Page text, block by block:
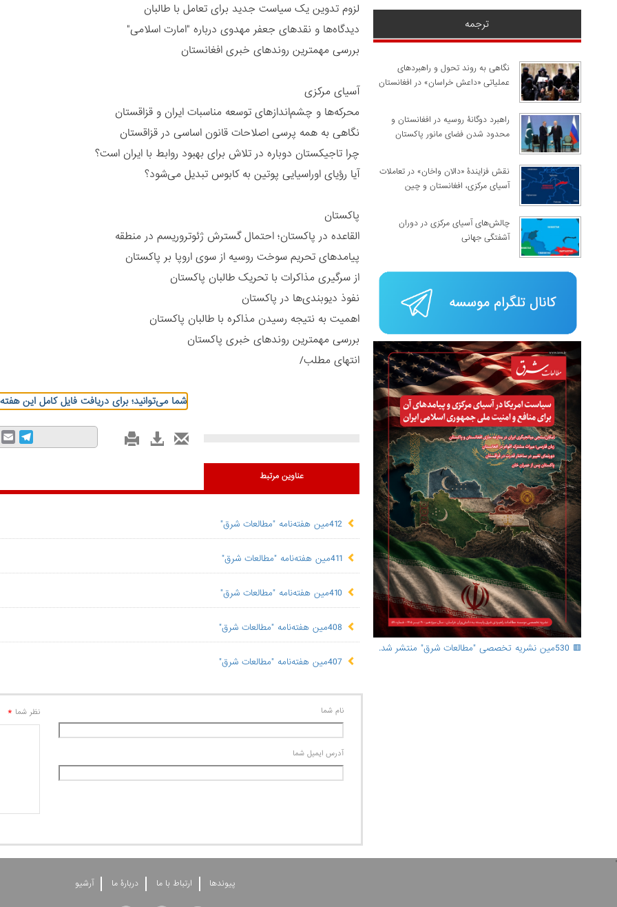
لزوم تدوین یک سیاست جدید برای تعامل با طالبان
دیدگاه‌ها و نقدهای جعفر مهدوی درباره "امارت اسلامی"
بررسی مهمترین روندهای خبری افغانستان
آسیای مرکزی
محرکه‌ها و چشم‌اندازهای توسعه مناسبات ایران و قزاقستان
نگاهی به همه پرسی اصلاحات قانون اساسی در قزاقستان
چرا تاجیکستان دوباره در تلاش برای بهبود روابط با ایران است؟
آیا رؤیای اوراسیایی پوتین به کابوس تبدیل می‌شود؟
پاکستان
القاعده در پاکستان؛ احتمال گسترش ژئوتروریسم در منطقه
پیامدهای تحریم سوخت روسیه از سوی اروپا بر پاکستان
از سرگیری مذاکرات با تحریک طالبان پاکستان
نفوذ دیوبندی‌ها در پاکستان
اهمیت به نتیجه رسیدن مذاکره با طالبان پاکستان
بررسی مهمترین روندهای خبری پاکستان
انتهای مطلب/
شما می‌توانید؛ برای دریافت فایل کامل این
عناوین مرتبط
412مین هفته‌نامه "مطالعات شرق"
411مین هفته‌نامه "مطالعات شرق"
410مین هفته‌نامه "مطالعات شرق"
408مین هفته‌نامه "مطالعات شرق"
407مین هفته‌نامه "مطالعات شرق"
نام شما
آدرس ايميل شما
نظر شما *
ترجمه
نگاهی به روند تحول و راهبردهای
عملیاتی «داعش خراسان» در افغانستان
راهبرد دوگانۀ روسیه در افغانستان و
محدود شدن فضای مانور پاکستان
نقش فزایندۀ «دالان واخان» در تعاملات
آسیای مرکزی، افغانستان و چین
چالش‌های آسیای مرکزی در دوران
آشفتگی جهانی
🟥 530مین نشریه تخصصی "مطالعات شرق" منتشر شد.
'
پيوندها ارتباط با ما دربارۀ ما آرشيو